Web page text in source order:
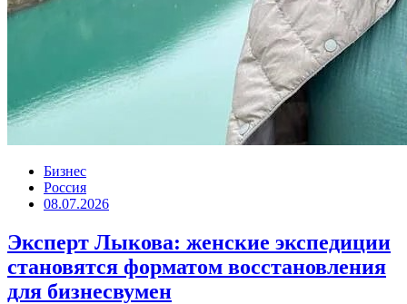
Бизнес
Россия
08.07.2026
Эксперт Лыкова: женские экспедиции
становятся форматом восстановления
для бизнесвумен